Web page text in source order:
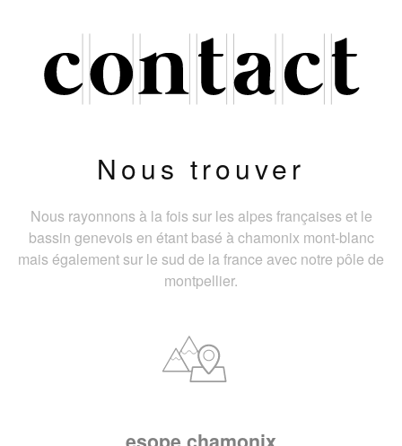
Nous trouver
Nous rayonnons à la fois sur les alpes françaises et le
bassin genevois en étant basé à chamonix mont-blanc
mais également sur le sud de la france avec notre pôle de
montpellier.